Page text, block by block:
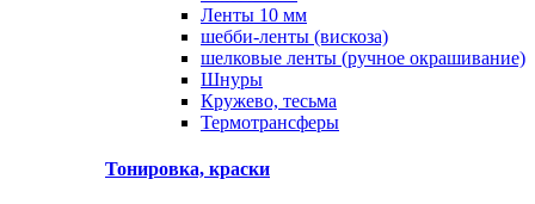
Ленты 10 мм
шебби-ленты (вискоза)
шелковые ленты (ручное окрашивание)
Шнуры
Кружево, тесьма
Термотрансферы
Тонировка, краски